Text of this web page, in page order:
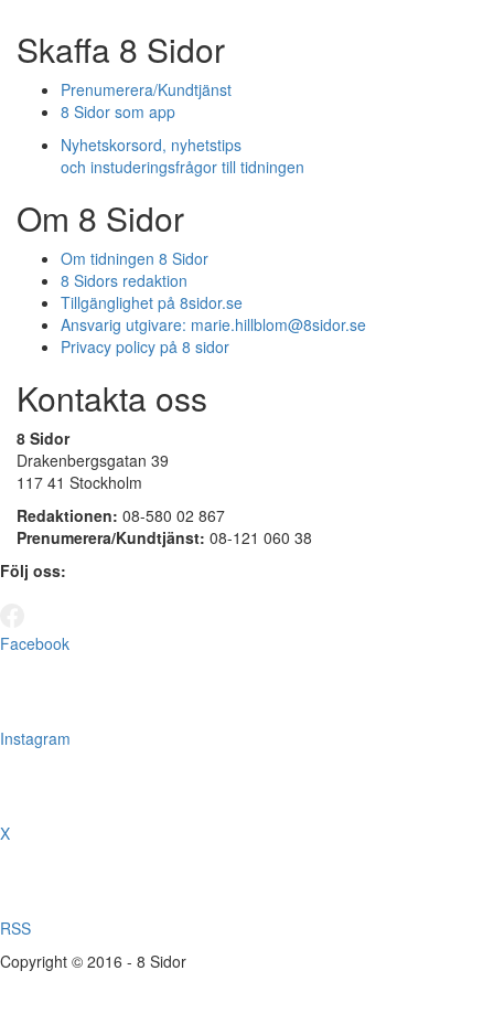
Skaffa 8 Sidor
Prenumerera/Kundtjänst
8 Sidor som app
Nyhetskorsord, nyhetstips
och instuderingsfrågor till tidningen
Om 8 Sidor
Om tidningen 8 Sidor
8 Sidors redaktion
Tillgänglighet på 8sidor.se
Ansvarig utgivare: marie.hillblom@8sidor.se
Privacy policy på 8 sidor
Kontakta oss
8 Sidor
Drakenbergsgatan 39
117 41 Stockholm
Redaktionen: 08-580 02 867
Prenumerera/Kundtjänst: 08-121 060 38
Följ oss:
Facebook
Instagram
X
RSS
Copyright © 2016 - 8 Sidor